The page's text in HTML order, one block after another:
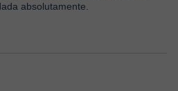
absolutamente.